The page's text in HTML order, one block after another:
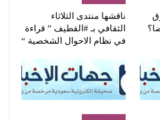
ناقشها منتدى الثلاثاء
الثقافي بـ #القطيف ” قراءة
في نظام الاحوال الشخصية “